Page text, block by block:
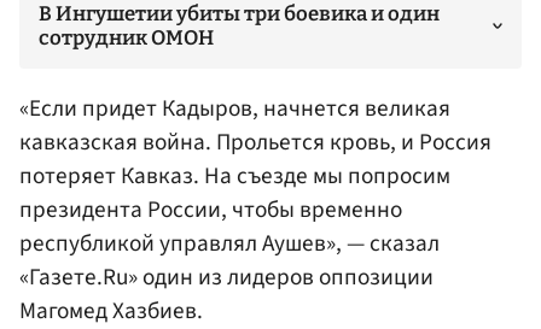
В Ингушетии убиты три боевика и один
сотрудник ОМОН
«Если придет Кадыров, начнется великая
кавказская война. Прольется кровь, и Россия
потеряет Кавказ. На съезде мы попросим
президента России, чтобы временно
республикой управлял Аушев», — сказал
«Газете.Ru» один из лидеров оппозиции
Магомед Хазбиев.